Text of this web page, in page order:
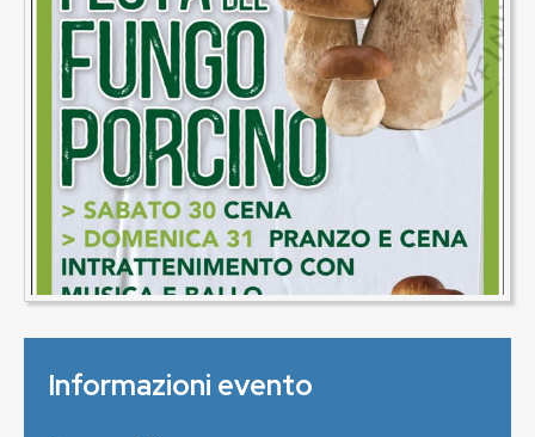
Informazioni evento